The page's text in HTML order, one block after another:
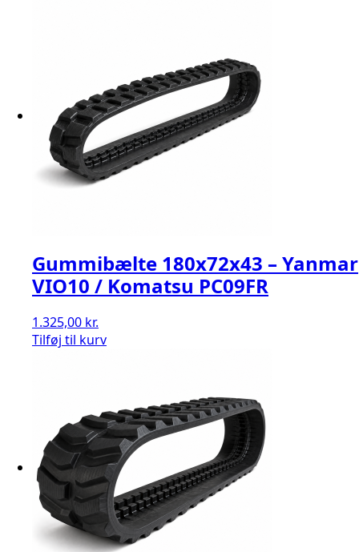
Gummibælte 180x72x43 – Yanmar
VIO10 / Komatsu PC09FR
1.325,00 kr.
Tilføj til kurv